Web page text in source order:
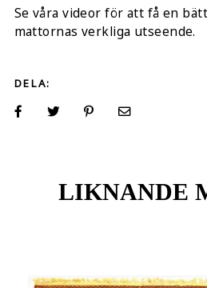
Se våra videor för att få en
mattornas verkliga utseende.
DELA:
LIKNANDE